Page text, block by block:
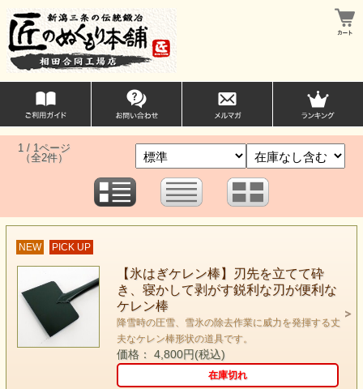
1 / 1ページ
（全2件）
NEW PICK UP
【氷はぎケレン棒】刃先を立てて砕
き、寝かして剥がす鋭利な刃が便利な
ケレン棒
降雪時の圧雪、雪氷の除去作業に威力を発揮する丈
夫なケレン棒形状の道具です。
価格： 4,800円(税込)
在庫切れ